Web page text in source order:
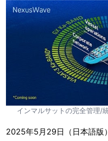
インマルサットの完全管理/
2025年5月29日（日本語版）